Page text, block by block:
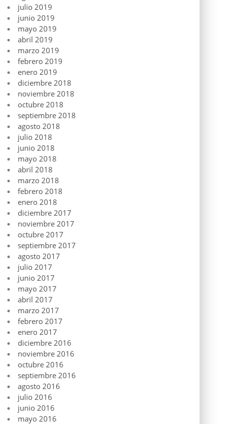
julio 2019
junio 2019
mayo 2019
abril 2019
marzo 2019
febrero 2019
enero 2019
diciembre 2018
noviembre 2018
octubre 2018
septiembre 2018
agosto 2018
julio 2018
junio 2018
mayo 2018
abril 2018
marzo 2018
febrero 2018
enero 2018
diciembre 2017
noviembre 2017
octubre 2017
septiembre 2017
agosto 2017
julio 2017
junio 2017
mayo 2017
abril 2017
marzo 2017
febrero 2017
enero 2017
diciembre 2016
noviembre 2016
octubre 2016
septiembre 2016
agosto 2016
julio 2016
junio 2016
mayo 2016